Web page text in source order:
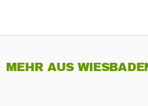
MEHR AUS